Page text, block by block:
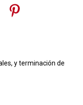
y terminación de